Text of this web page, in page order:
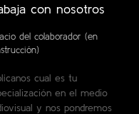
con nosotros
del colaborador (en
cual es tu
en el medio
y nos pondremos